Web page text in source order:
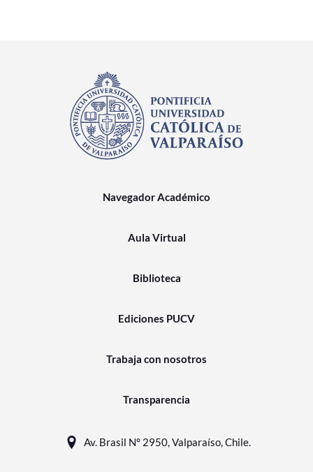
Navegador Académico
Aula Virtual
Biblioteca
Ediciones PUCV
Trabaja con nosotros
Transparencia
Av. Brasil N° 2950, Valparaíso, Chile.